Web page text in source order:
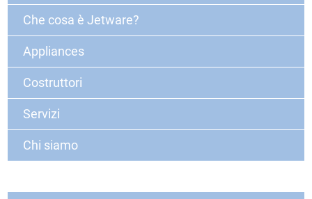
Che cosa è Jetware?
Appliances
Costruttori
Servizi
Chi siamo